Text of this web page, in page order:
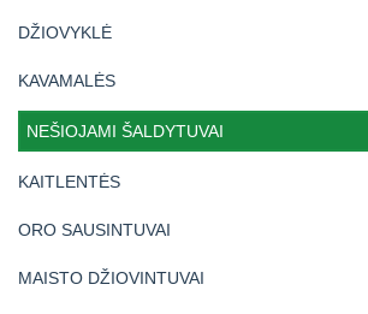
DŽIOVYKLĖ
KAVAMALĖS
NEŠIOJAMI ŠALDYTUVAI
KAITLENTĖS
ORO SAUSINTUVAI
MAISTO DŽIOVINTUVAI